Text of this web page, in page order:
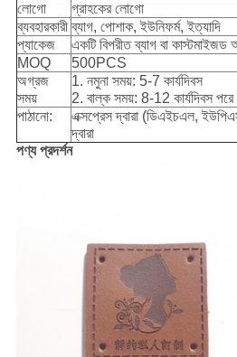
লোগো
গ্রাহকের লোগো
ব্যবহারকারী ব্যাগ, পোশাক, ইউনিফর্ম, ইত্যাদি
প্যাকেজ
একটি বিপরীত ব্যাগ বা কাস্টমাইজড
MOQ
500PCS
অগ্রজ
সময়
1. নমুনা সময়: 5-7 কার্যদিবস
2. বাল্ক সময়: 8-12 কার্যদিবস পরে
পাঠানো:
এক্সপ্রেস দ্বারা (ডিএইচএল,
দ্বারা
পণ্য প্রদর্শন